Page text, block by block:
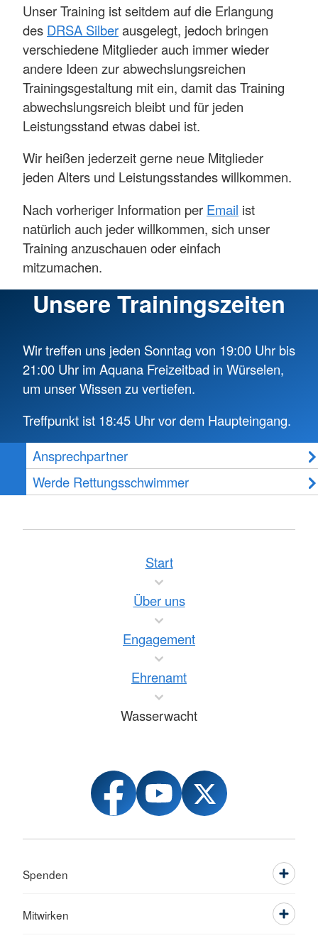
Unser Training ist seitdem auf die Erlangung
des DRSA Silberausgelegt, jedoch bringen
verschiedene Mitglieder auch immer wieder
andere Ideen zur abwechslungsreichen
Trainingsgestaltung mit ein, damit das Training
abwechslungsreich bleibt und für jeden
Leistungsstand etwas dabei ist.
Wir heißen jederzeit gerne neue Mitglieder
jeden Alters und Leistungsstandes willkommen.
Nach vorheriger Information per Email ist
natürlich auch jeder willkommen, sich unser
Training anzuschauen oder einfach
mitzumachen.
Unsere Trainingszeiten
Wir treffen uns jeden Sonntag von 19:00 Uhr bis
21:00 Uhr im Aquana Freizeitbad in Würselen,
um unser Wissen zu vertiefen.
Treffpunkt ist 18:45 Uhr vor dem Haupteingang.
Ansprechpartner
Werde Rettungsschwimmer
Start
Über uns
Engagement
Ehrenamt
Wasserwacht
Spenden
Mitwirken